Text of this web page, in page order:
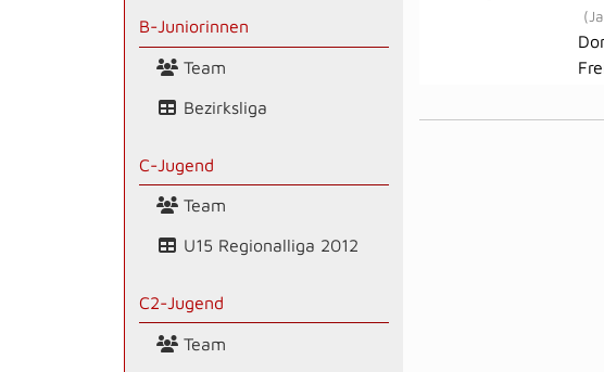
B-Juniorinnen
Team
Bezirksliga
C-Jugend
Team
U15 Regionalliga 2012
C2-Jugend
Team